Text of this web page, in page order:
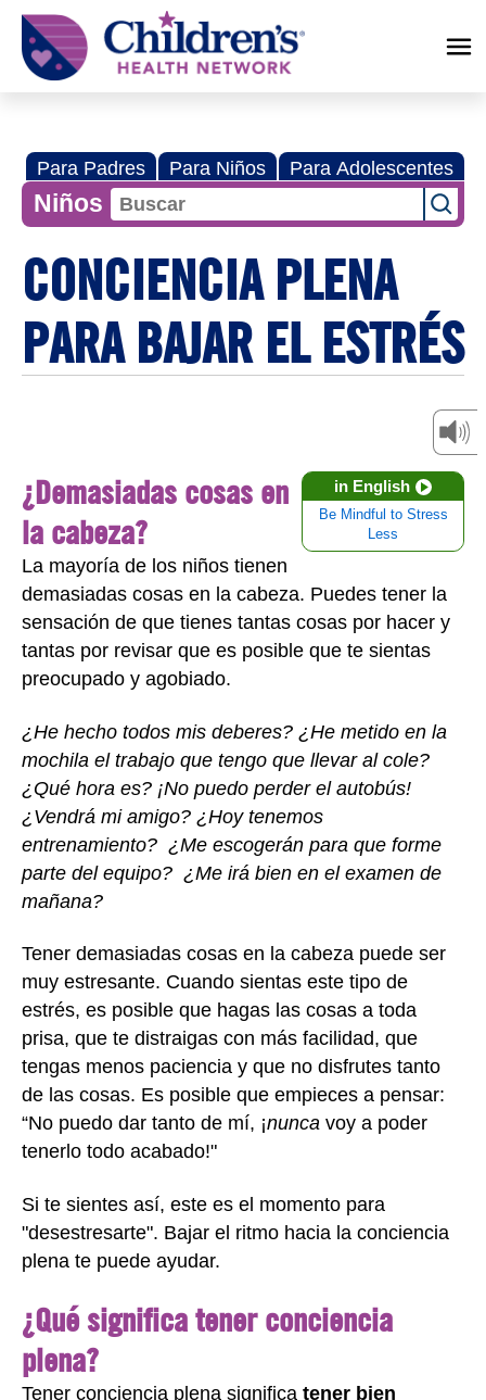
Children's
Health
Network
Para Padres Para Niños Para Adolescentes
Niños
CONCIENCIA PLENA
PARA BAJAR EL ESTRÉS
in English
Be Mindful to Stress
Less
¿Demasiadas cosas en
la cabeza?
La mayoría de los niños tienen
demasiadas cosas en la cabeza. Puedes tener la
sensación de que tienes tantas cosas por hacer y
tantas por revisar que es posible que te sientas
preocupado y agobiado.
¿He hecho todos mis deberes? ¿He metido en la
mochila el trabajo que tengo que llevar al cole?
¿Qué hora es? ¡No puedo perder el autobús!
¿Vendrá mi amigo? ¿Hoy tenemos
entrenamiento? ¿Me escogerán para que forme
parte del equipo? ¿Me irá bien en el examen de
mañana?
Tener demasiadas cosas en la cabeza puede ser
muy estresante. Cuando sientas este tipo de
estrés, es posible que hagas las cosas a toda
prisa, que te distraigas con más facilidad, que
tengas menos paciencia y que no disfrutes tanto
de las cosas. Es posible que empieces a pensar:
“No puedo dar tanto de mí, ¡nunca voy a poder
tenerlo todo acabado!"
Si te sientes así, este es el momento para
"desestresarte". Bajar el ritmo hacia la conciencia
plena te puede ayudar.
¿Qué significa tener conciencia
plena?
Tener conciencia plena significa tener bien